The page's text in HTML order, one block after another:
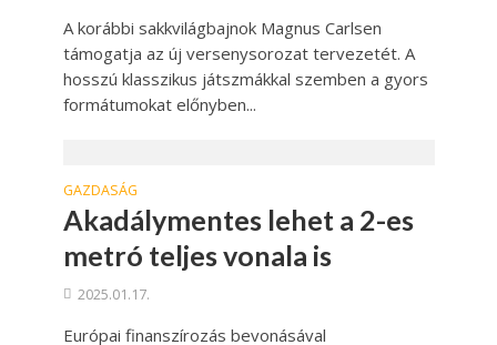
A korábbi sakkvilágbajnok Magnus Carlsen
támogatja az új versenysorozat tervezetét. A
hosszú klasszikus játszmákkal szemben a gyors
formátumokat előnyben...
GAZDASÁG
Akadálymentes lehet a 2-es
metró teljes vonala is
2025.01.17.
Európai finanszírozás bevonásával